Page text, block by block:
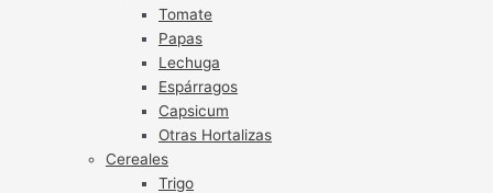
Tomate
Papas
Lechuga
Espárragos
Capsicum
Otras Hortalizas
Cereales
Trigo